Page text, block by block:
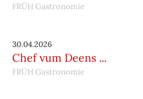
FRÜH Gastronomie
30.04.2026
Chef vum Deens ...
FRÜH Gastronomie